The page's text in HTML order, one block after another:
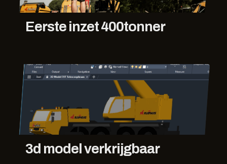
Eerste inzet 400tonner
3d model verkrijgbaar